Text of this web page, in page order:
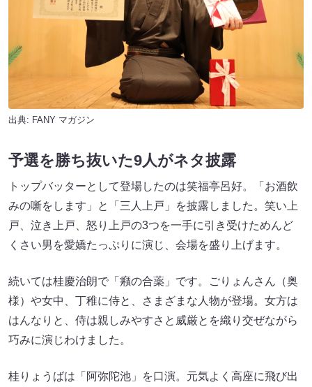
出典: FANY マガジン
予選を勝ち抜いた9人がネタ披露
トップバッターとして登場したのは笑福亭呂好。「お酒飲
みの噺をします」と「三人上戸」を披露しました。笑い上
戸、泣き上戸、怒り上戸の3つを一手に引き受けためんど
くさい男を愛嬌たっぷりに演じ、会場を盛り上げます。
続いては桂慶治朗で「癪の合薬」です。ごりょんさん（奥
様）や女中、丁稚に侍と、さまざまな人物が登場。女方は
はんなりと、侍は親しみやすさと威厳とを織り交ぜながら
巧みに演じわけました。
桂りょうばは「阿弥陀池」を口演。元気よく高座に飛び出